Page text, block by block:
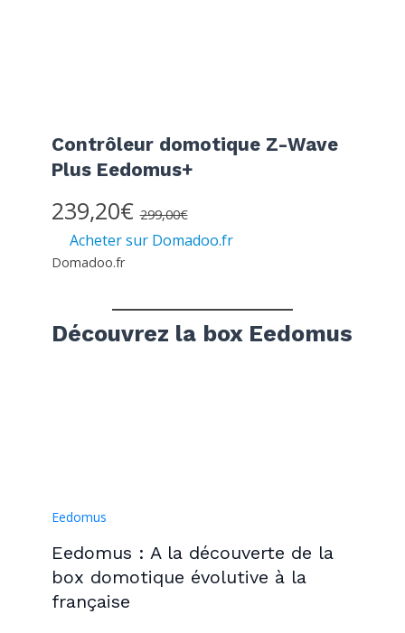
Contrôleur domotique Z-Wave
Plus Eedomus+
239,20€299,00€
Acheter sur Domadoo.fr
Domadoo.fr
Découvrez la box Eedomus
Eedomus
Eedomus : A la découverte de la
box domotique évolutive à la
française